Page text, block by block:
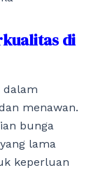
di
dalam
menawan.
bunga
lama
keperluan